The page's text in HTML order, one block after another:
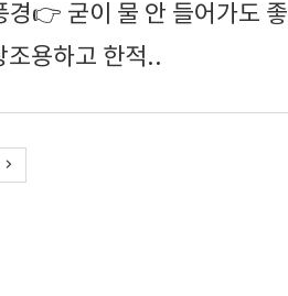
경👉 굳이 물 안 들어가도 좋
조용하고 한적..